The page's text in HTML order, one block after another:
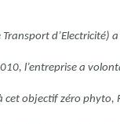
Transport
l’entreprise a
objectif zéro phyto,